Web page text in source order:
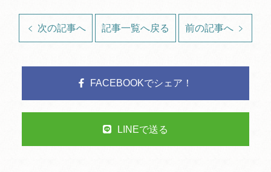
次の記事へ 記事一覧へ戻る 前の記事へ
FACEBOOKでシェア！
LINEで送る